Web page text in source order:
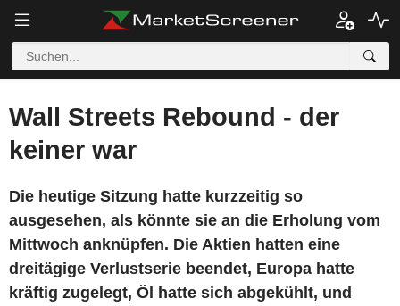
Wall Streets Rebound - der
keiner war
Die heutige Sitzung hatte kurzzeitig so
ausgesehen, als könnte sie an die Erholung vom
Mittwoch anknüpfen. Die Aktien hatten eine
dreitägige Verlustserie beendet, Europa hatte
kräftig zugelegt, Öl hatte sich abgekühlt, und